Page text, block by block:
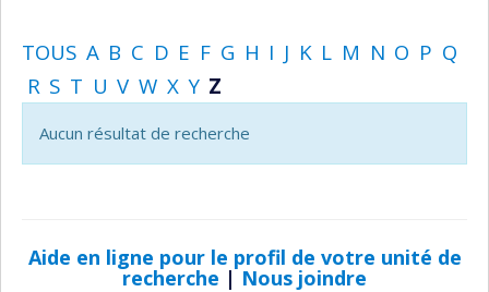
TOUS A B C D E F G H I J K L M N O P Q
R S T U V W X Y Z
Aucun résultat de recherche
Aide en ligne pour le profil de votre unité de
recherche | Nous joindre